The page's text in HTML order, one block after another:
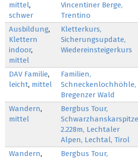
mittel,
schwer
Vincentiner Berge,
Trentino
Ausbildung,
Klettern
indoor,
mittel
Kletterkurs,
Sicherungsupdate,
Wiedereinsteigerkurs
DAV Familie,
leicht, mittel
Familien,
Schneckenlochhöhle,
Bregenzer Wald
Wandern,
mittel
Bergbus Tour,
2.228m, Lechtaler
Alpen, Lechtal, Tirol
Wandern,
Bergbus Tour,